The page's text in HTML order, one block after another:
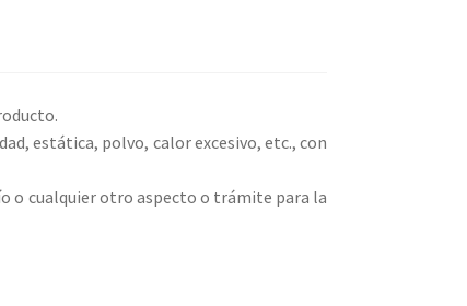
estática, polvo, calor excesivo, etc., con
o cualquier otro aspecto o trámite para la